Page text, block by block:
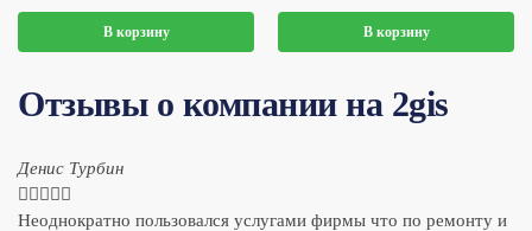
В корзину В корзину
Отзывы о компании на 2gis
Денис Турбин
    
Неоднократно пользовался услугами фирмы что по ремонту и